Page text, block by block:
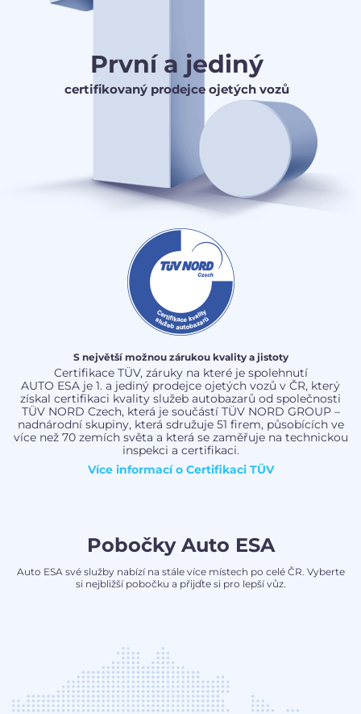
První a jediný
certifikovaný prodejce ojetých vozů
S největší možnou zárukou kvality a jistoty
Certifikace TÜV, záruky na které je spolehnutí
AUTO ESA je 1. a jediný prodejce ojetých vozů v ČR, který
získal certifikaci kvality služeb autobazarů od společnosti
TÜV NORD Czech, která je součástí TÜV NORD GROUP –
nadnárodní skupiny, která sdružuje 51 firem, působících ve
více než 70 zemích světa a která se zaměřuje na technickou
inspekci a certifikaci.
Více informací o Certifikaci TÜV
Pobočky Auto ESA
Auto ESA své služby nabízí na stále více místech po celé ČR. Vyberte
si nejbližší pobočku a přijďte si pro lepší vůz.